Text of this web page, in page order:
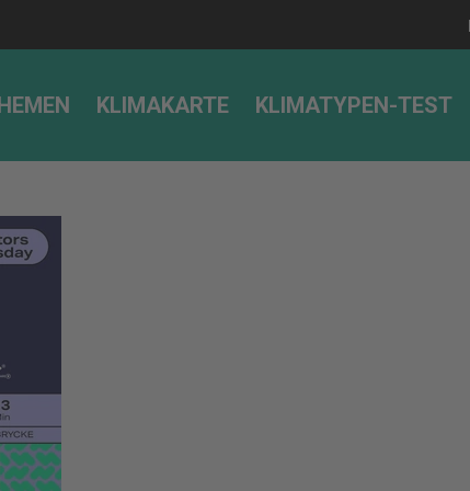
KLIMAKARTE KLIMATYPEN-TEST